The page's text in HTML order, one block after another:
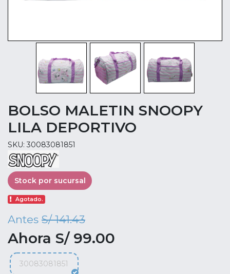
BOLSO MALETIN SNOOPY
LILA DEPORTIVO
SKU: 30083081851
Stock por sucursal
Agotado.
Antes S/ 141.43
Ahora S/ 99.00
30083081851